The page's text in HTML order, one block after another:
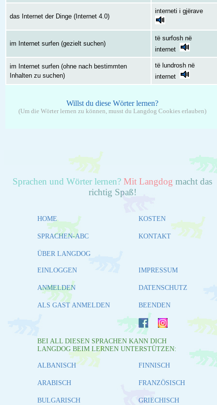
das Internet der Dinge (Internet 4.0)
interneti i gjërave
im Internet surfen (gezielt suchen)
të surfosh në
internet
im Internet surfen (ohne nach bestimmten
Inhalten zu suchen)
të lundrosh në
internet
Willst du diese Wörter lernen?
(Um die Wörter lernen zu können, musst du Langdog Cookies erlauben)
Sprachen und Wörter lernen? Mit Langdog macht das
richtig Spaß!
HOME
SPRACHEN-ABC
ÜBER LANGDOG
KOSTEN
KONTAKT
EINLOGGEN
ANMELDEN
ALS GAST ANMELDEN
IMPRESSUM
DATENSCHUTZ
BEENDEN
BEI ALL DIESEN SPRACHEN KANN DICH
LANGDOG BEIM LERNEN UNTERSTÜTZEN:
ALBANISCH
ARABISCH
BULGARISCH
FINNISCH
FRANZÖSISCH
GRIECHISCH